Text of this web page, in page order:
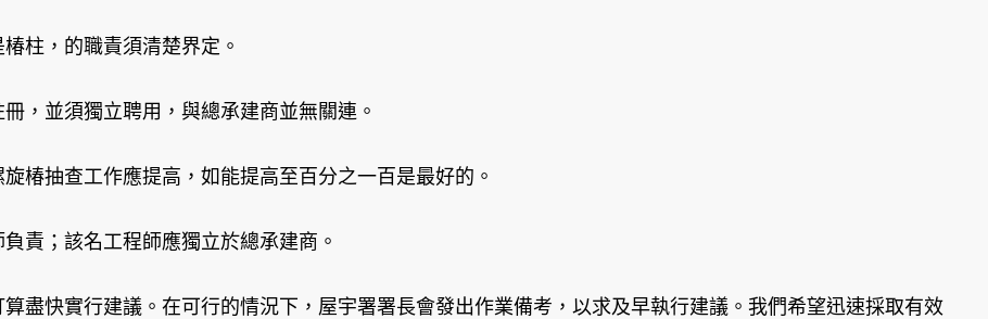
柱，的職責須清楚界定。
，並須獨立聘用，與總承建商並無關連。
椿抽查工作應提高，如能提高至百分之一百是最好的。
責；該名工程師應獨立於總承建商。
快實行建議。在可行的情況下，屋宇署署長會發出作業備考，以求及早執行建議。我們希望迅速採取有效